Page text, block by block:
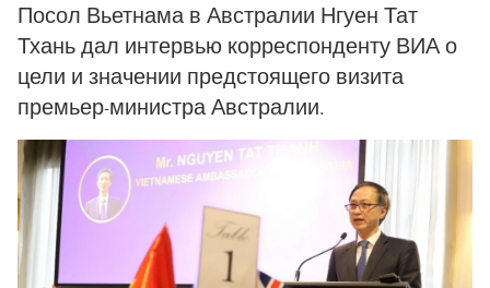
Посол Вьетнама в Австралии Нгуен Тат
Тхань дал интервью корреспонденту ВИА о
цели и значении предстоящего визита
премьер-министра Австралии.